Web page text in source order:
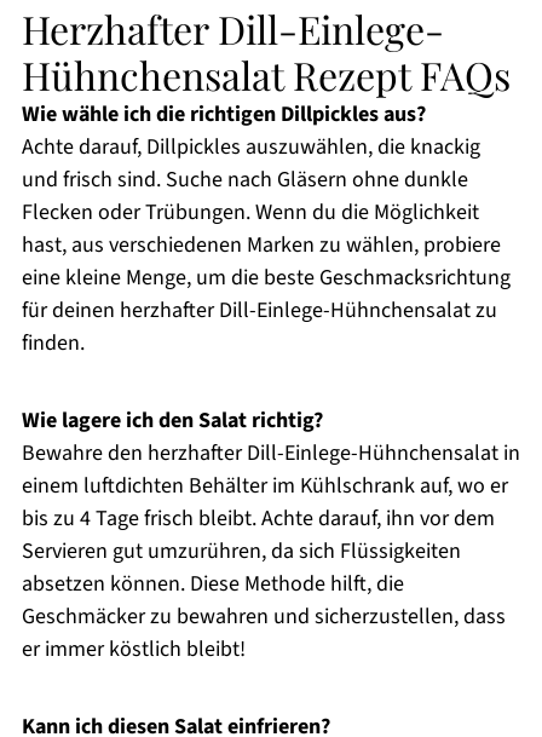
Herzhafter Dill-Einlege-
Hühnchensalat Rezept FAQs
Wie wähle ich die richtigen Dillpickles aus?
Achte darauf, Dillpickles auszuwählen, die knackig
und frisch sind. Suche nach Gläsern ohne dunkle
Flecken oder Trübungen. Wenn du die Möglichkeit
hast, aus verschiedenen Marken zu wählen, probiere
eine kleine Menge, um die beste Geschmacksrichtung
für deinen herzhafter Dill-Einlege-Hühnchensalat zu
finden.
Wie lagere ich den Salat richtig?
Bewahre den herzhafter Dill-Einlege-Hühnchensalat in
einem luftdichten Behälter im Kühlschrank auf, wo er
bis zu 4 Tage frisch bleibt. Achte darauf, ihn vor dem
Servieren gut umzurühren, da sich Flüssigkeiten
absetzen können. Diese Methode hilft, die
Geschmäcker zu bewahren und sicherzustellen, dass
er immer köstlich bleibt!
Kann ich diesen Salat einfrieren?